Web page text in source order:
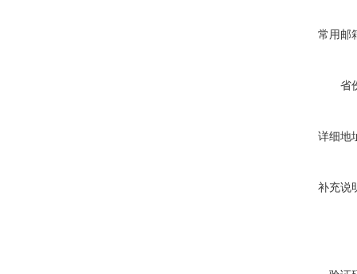
常用邮
省
详细地
补充说